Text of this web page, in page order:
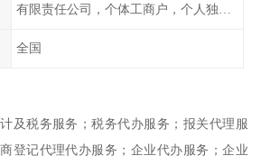
全国
及税务服务；税务代办服务；报关代理服
登记代理代办服务；企业代办服务；企业